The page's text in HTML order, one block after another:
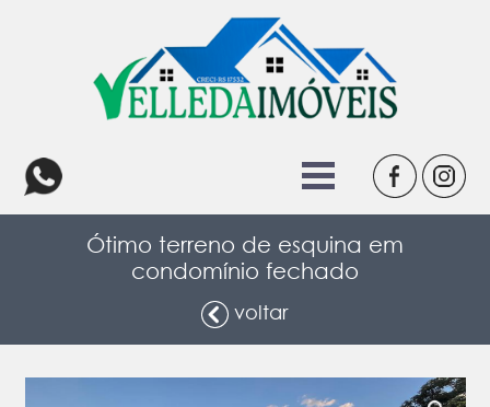
Ótimo terreno de esquina em
condomínio fechado
voltar